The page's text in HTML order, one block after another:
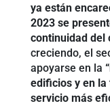
ya están
2023 se
continuidad del
creciendo, el
apoyarse en la
edificios y en
servicio más